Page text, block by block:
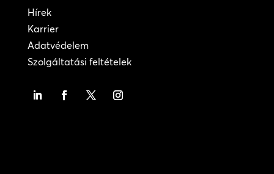
Hírek
Karrier
Adatvédelem
Szolgáltatási feltételek